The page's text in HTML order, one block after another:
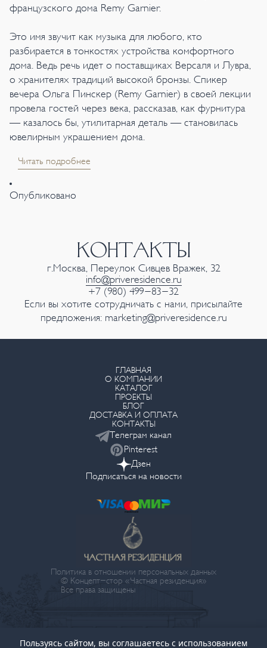
французского дома Remy Garnier.
Это имя звучит как музыка для любого, кто
разбирается в тонкостях устройства комфортного
дома. Ведь речь идет о поставщиках Версаля и Лувра,
о хранителях традиций высокой бронзы. Спикер
вечера Ольга Пинскер (Remy Garnier) в своей лекции
провела гостей через века, рассказав, как фурнитура
— казалось бы, утилитарная деталь — становилась
ювелирным украшением дома.
Читать подробнее
Опубликовано
КОНТАКТЫ
г.Москва, Переулок Сивцев Вражек, 32
info@priveresidence.ru
+7 (980) 499-83-32
Если вы хотите сотрудничать с нами, присылайте
предложения: marketing@priveresidence.ru
Пользуясь сайтом, вы соглашаетесь с использованием
ГЛАВНАЯ
О КОМПАНИИ
КАТАЛОГ
ПРОЕКТЫ
БЛОГ
ДОСТАВКА И ОПЛАТА
КОНТАКТЫ
Телеграм канал
Pinterest
Дзен
Подписаться на новости
Политика в отношении персональных данных
© Концепт-стор «Частная резиденция»
Все права защищены